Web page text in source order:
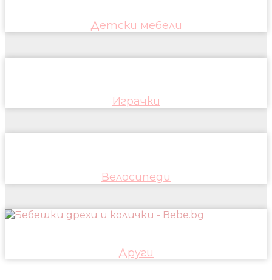
Детски мебели
Играчки
Велосипеди
Други